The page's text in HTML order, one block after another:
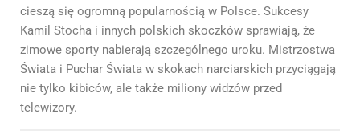
cieszą się ogromną popularnością w Polsce. Sukcesy
Kamil Stocha i innych polskich skoczków sprawiają, że
zimowe sporty nabierają szczególnego uroku. Mistrzostwa
Świata i Puchar Świata w skokach narciarskich przyciągają
nie tylko kibiców, ale także miliony widzów przed
telewizory.